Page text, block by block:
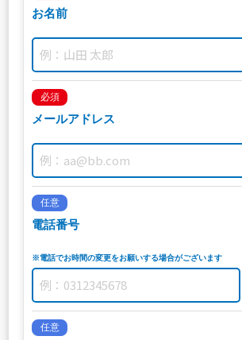
お名前
必須
メールアドレス
任意
電話番号
※電話でお時間の変更をお願いする場合がございます
任意